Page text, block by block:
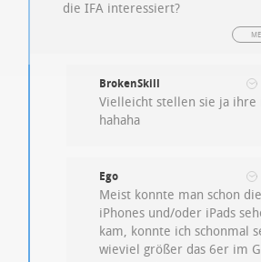
die IFA interessiert?
BrokenSkill
Vielleicht stellen sie ja ihre
hahaha
Ego
Meist konnte man schon
iPhones und/oder iPads
kam, konnte ich schonmal
wieviel größer das 6er im